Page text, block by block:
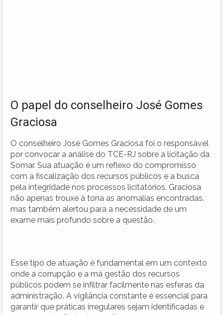
O papel do conselheiro José Gomes
Graciosa
O conselheiro José Gomes Graciosa foi o responsável
por convocar a análise do TCE-RJ sobre a licitação da
Somar. Sua atuação é um reflexo do compromisso
com a fiscalização dos recursos públicos e a busca
pela integridade nos processos licitatórios. Graciosa
não apenas trouxe à tona as anomalias encontradas,
mas também alertou para a necessidade de um
exame mais profundo sobre a questão.
Esse tipo de atuação é fundamental em um contexto
onde a corrupção e a má gestão dos recursos
públicos podem se infiltrar facilmente nas esferas da
administração. A vigilância constante é essencial para
garantir que práticas irregulares sejam identificadas e